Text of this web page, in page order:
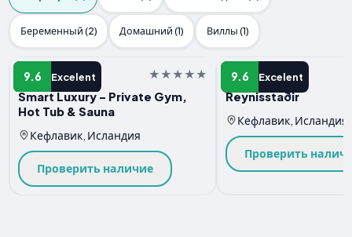
Беременный (2) Домашний (1) Виллы (1)
9.6 Excelent
Квартира
Smart Luxury - Private Gym,
Hot Tub & Sauna
Кефлавик, Исландия
Проверить наличие
9.6 Excelent
Квартира
Reynisstaðir
Кефлавик, Исландия
Проверить